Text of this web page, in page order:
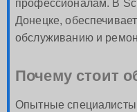
профессионалам. В
Донецке,
обслуживанию и
Почему стоит
Опытные специалисты